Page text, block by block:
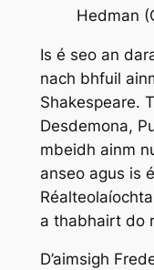
Hedman
Is é seo an
nach bhfuil
Shakespeare.
Desdemona,
mbeidh ainm
anseo agus is
a thabhairt do
D’aimsigh